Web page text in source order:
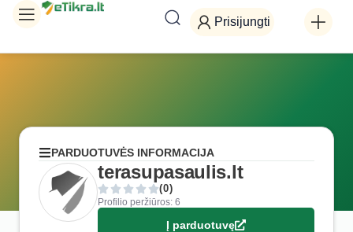
Prisijungti
PARDUOTUVĖS INFORMACIJA
terasupasaulis.lt
(0)
Profilio peržiūros: 6
Į parduotuvę